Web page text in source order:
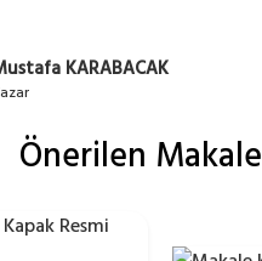
KARABACAK
Önerilen